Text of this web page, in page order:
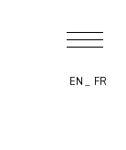
EN FR